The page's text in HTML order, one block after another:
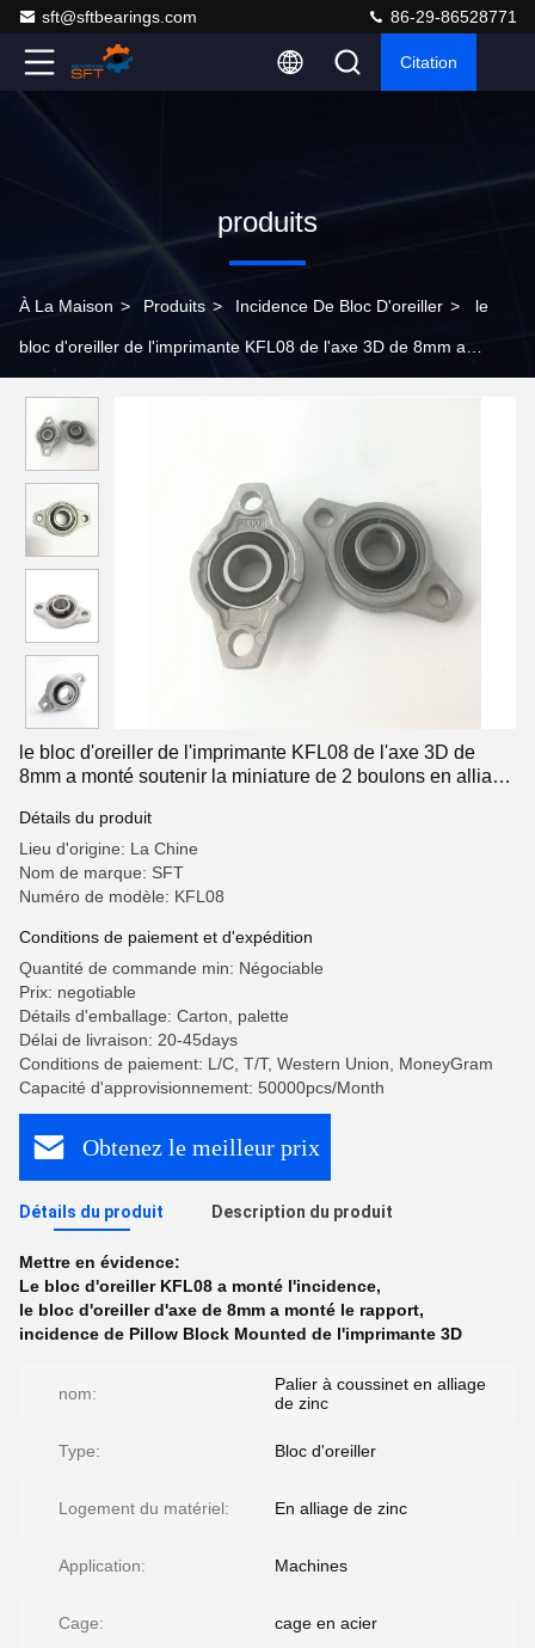
sft@sftbearings.com 86-29-86528771
Citation
produits
À La Maison > Produits > Incidence De Bloc D'oreiller > le
bloc d'oreiller de l'imprimante KFL08 de l'axe 3D de 8mm a
le bloc d'oreiller de l'imprimante KFL08 de l'axe 3D de
8mm a monté soutenir la miniature de 2 boulons en alliage
Détails du produit
Lieu d'origine: La Chine
Nom de marque: SFT
Numéro de modèle: KFL08
Conditions de paiement et d'expédition
Quantité de commande min: Négociable
Prix: negotiable
Détails d'emballage: Carton, palette
Délai de livraison: 20-45days
Conditions de paiement: L/C, T/T, Western Union, MoneyGram
Capacité d'approvisionnement: 50000pcs/Month
Obtenez le meilleur prix
Détails du produit Description du produit
Mettre en évidence:
Le bloc d'oreiller KFL08 a monté l'incidence,
le bloc d'oreiller d'axe de 8mm a monté le rapport,
incidence de Pillow Block Mounted de l'imprimante 3D
nom:
Palier à coussinet en alliage
de zinc
Type: Bloc d'oreiller
Logement du matériel: En alliage de zinc
Application: Machines
Cage: cage en acier